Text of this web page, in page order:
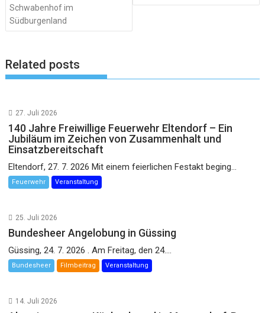
Schwabenhof im
Südburgenland
Related posts
27. Juli 2026
140 Jahre Freiwillige Feuerwehr Eltendorf – Ein
Jubiläum im Zeichen von Zusammenhalt und
Einsatzbereitschaft
Eltendorf, 27. 7. 2026 Mit einem feierlichen Festakt beging...
Feuerwehr Veranstaltung
25. Juli 2026
Bundesheer Angelobung in Güssing
Güssing, 24. 7. 2026 . Am Freitag, den 24....
Bundesheer Filmbeitrag Veranstaltung
14. Juli 2026